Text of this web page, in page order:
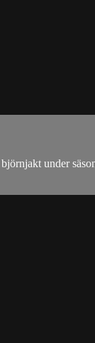
under